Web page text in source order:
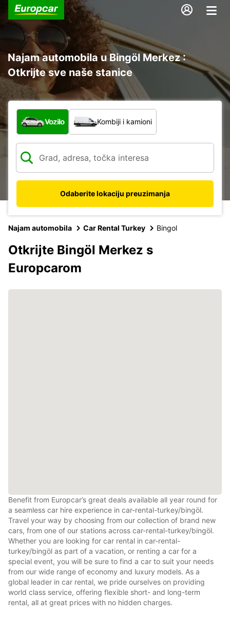
Najam automobila u Bingöl Merkez :
Otkrijte sve naše stanice
Koja vrsta vozila?
Vozilo Kombiji i kamioni
Odaberite lokaciju preuzimanja
Najam automobila Car Rental Turkey Bingol
Otkrijte Bingöl Merkez s
Europcarom
Benefit from Europcar’s great deals available all year round for
a seamless car hire experience in car-rental-turkey/bingöl.
Travel your way by choosing from our collection of brand new
cars, from one of our stations across car-rental-turkey/bingöl.
Whether you are looking for car rental in car-rental-
turkey/bingöl as part of a vacation, or renting a car for a
special event, you will be sure to find a car to suit your needs
from our wide range of economy and luxury models. As a
global leader in car rental, we pride ourselves on providing
world class service, offering flexible short- and long-term
rental, all at great prices with no hidden charges.